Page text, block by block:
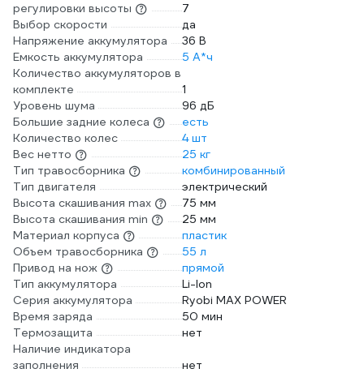
регулировки высоты
7
Выбор скорости
да
Напряжение аккумулятора
36 В
Емкость аккумулятора
5 А*ч
Количество аккумуляторов в
комплекте
1
Уровень шума
96 дБ
Большие задние колеса
есть
Количество колес
4 шт
Вес нетто
25 кг
Тип травосборника
комбинированный
Тип двигателя
электрический
Высота скашивания max
75 мм
Высота скашивания min
25 мм
Материал корпуса
пластик
Объем травосборника
55 л
Привод на нож
прямой
Тип аккумулятора
Li-lon
Серия аккумулятора
Ryobi MAX POWER
Время заряда
50 мин
Термозащита
нет
Наличие индикатора
заполнения
нет